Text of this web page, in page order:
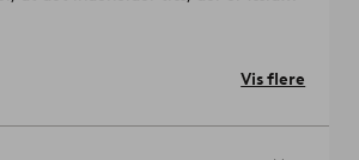
Vis flere